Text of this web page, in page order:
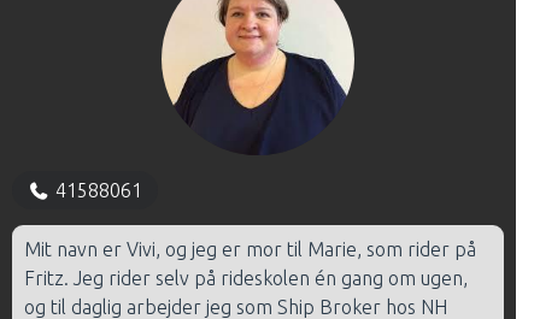
41588061
Mit navn er Vivi, og jeg er mor til Marie, som rider på
Fritz. Jeg rider selv på rideskolen én gang om ugen,
og til daglig arbejder jeg som Ship Broker hos NH